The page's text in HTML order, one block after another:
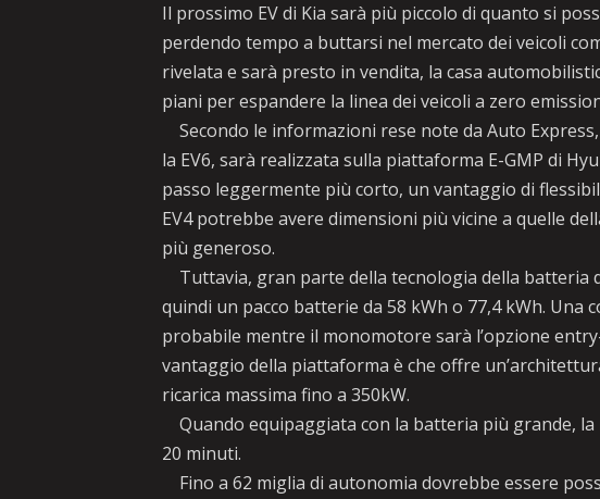
Il prossimo EV di Kia sarà più piccolo di quanto si
perdendo tempo a buttarsi nel mercato dei veicoli
rivelata e sarà presto in vendita, la casa
piani per espandere la linea dei veicoli a zero
Secondo le informazioni rese note da Auto
la EV6, sarà realizzata sulla piattaforma E-GMP di
passo leggermente più corto, un vantaggio di
EV4 potrebbe avere dimensioni più vicine a quelle
più generoso.
Tuttavia, gran parte della tecnologia della batteria
quindi un pacco batterie da 58 kWh o 77,4 kWh.
probabile mentre il monomotore sarà l’opzione
vantaggio della piattaforma è che offre
ricarica massima fino a 350kW.
Quando equipaggiata con la batteria più grande, la
20 minuti.
Fino a 62 miglia di autonomia dovrebbe essere